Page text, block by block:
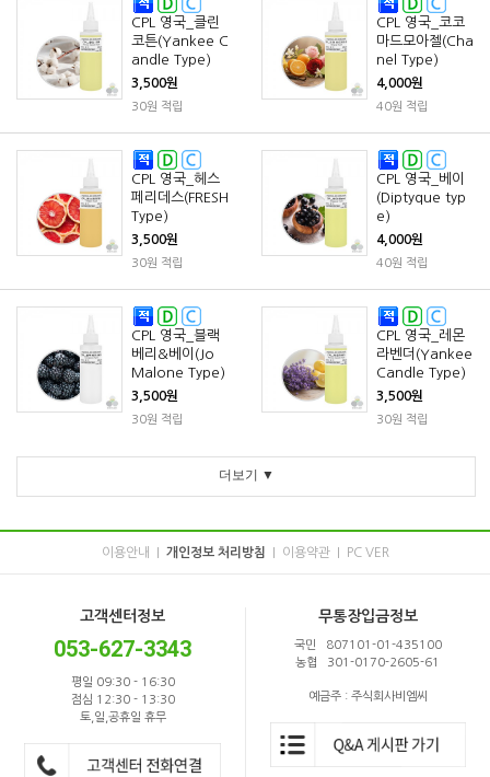
CPL 영국_클린
코튼(Yankee C
andle Type)
3,500원
30원 적립
CPL 영국_코코
마드모아젤(Cha
nel Type)
4,000원
40원 적립
CPL 영국_헤스
페리데스(FRESH
Type)
3,500원
30원 적립
CPL 영국_베이
(Diptyque typ
e)
4,000원
40원 적립
CPL 영국_블랙
베리&베이(Jo
Malone Type)
3,500원
30원 적립
CPL 영국_레몬
라벤더(Yankee
Candle Type)
3,500원
30원 적립
더보기 ▼
이용안내 개인정보 처리방침 이용약관 PC VER
고객센터정보
053-627-3343
평일 09:30 - 16:30
점심 12:30 - 13:30
토,일,공휴일 휴무
무통장입금정보
국민 807101-01-435100
농협 301-0170-2605-61
예금주 : 주식회사비엠씨